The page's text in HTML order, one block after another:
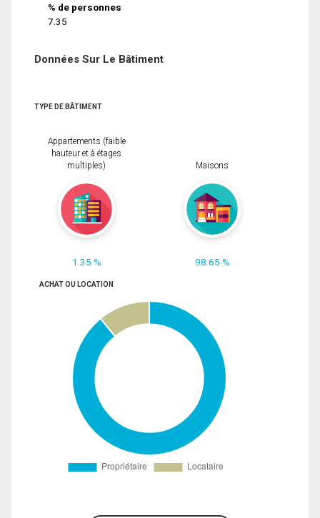
% de personnes
7.35
Données Sur Le Bâtiment
TYPE DE BÂTIMENT
Appartements (faible
hauteur et à étages
multiples)
1.35 %
Maisons
98.65 %
ACHAT OU LOCATION